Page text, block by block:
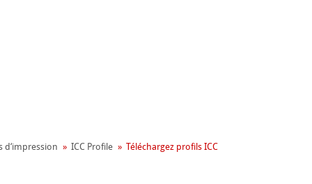
d‘impression ICC Profile Téléchargez profils ICC